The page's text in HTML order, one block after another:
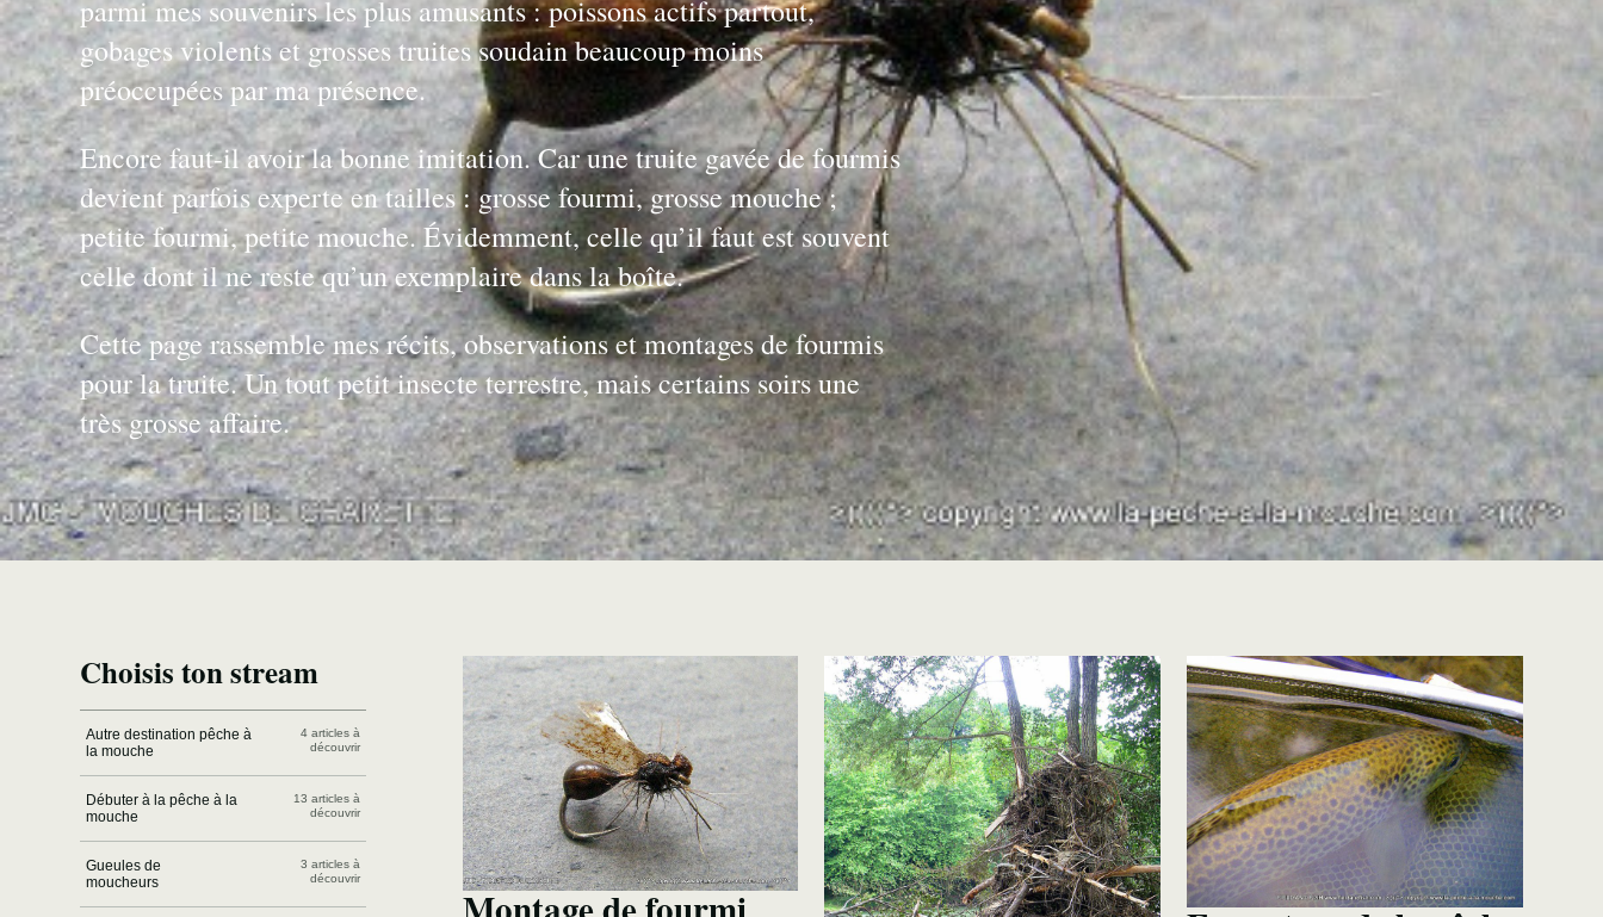
parmi mes souvenirs les plus amusants : poissons actifs partout,
gobages violents et grosses truites soudain beaucoup moins
préoccupées par ma présence.
Encore faut-il avoir la bonne imitation. Car une truite gavée de fourmis
devient parfois experte en tailles : grosse fourmi, grosse mouche ;
petite fourmi, petite mouche. Évidemment, celle qu’il faut est souvent
celle dont il ne reste qu’un exemplaire dans la boîte.
Cette page rassemble mes récits, observations et montages de fourmis
pour la truite. Un tout petit insecte terrestre, mais certains soirs une
très grosse affaire.
Choisis ton stream
Autre destination pêche à
la mouche
4 articles à
découvrir
Débuter à la pêche à la
mouche
13 articles à
découvrir
Gueules de
moucheurs
3 articles à
découvrir